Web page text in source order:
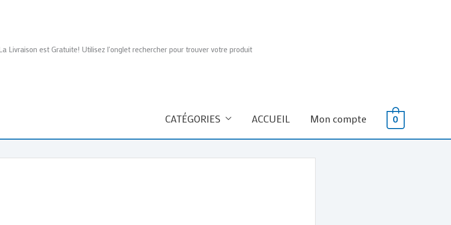
Livraison est Gratuite! Utilisez l'onglet rechercher pour trouver votre produit
CATÉGORIES ACCUEIL Mon compte 0